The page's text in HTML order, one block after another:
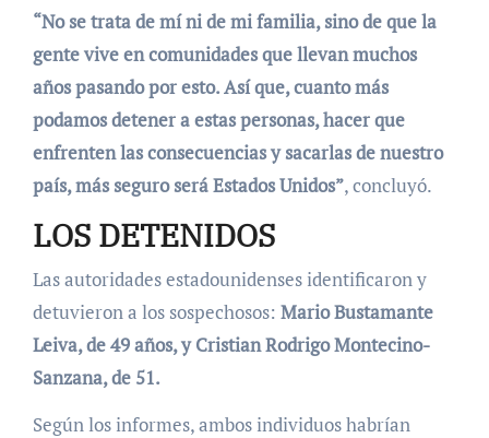
“No se trata de mí ni de mi familia, sino de que la
gente vive en comunidades que llevan muchos
años pasando por esto. Así que, cuanto más
podamos detener a estas personas, hacer que
enfrenten las consecuencias y sacarlas de nuestro
país, más seguro será Estados Unidos”, concluyó.
LOS DETENIDOS
Las autoridades estadounidenses identificaron y
detuvieron a los sospechosos: Mario Bustamante
Leiva, de 49 años, y Cristian Rodrigo Montecino-
Sanzana, de 51.
Según los informes, ambos individuos habrían